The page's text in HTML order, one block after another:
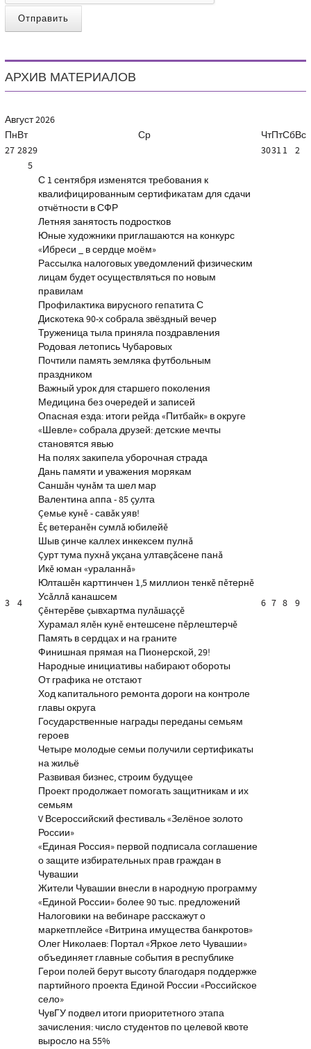
Отправить
АРХИВ МАТЕРИАЛОВ
Август2026
ПнВт Ср ЧтПтСбВс
27 2829 30311 2
3 4
5
С 1 сентября изменятся требования к
квалифицированным сертификатам для сдачи
отчётности в СФР
Летняя занятость подростков
Юные художники приглашаются на конкурс
«Ибреси _ в сердце моём»
Рассылка налоговых уведомлений физическим
лицам будет осуществляться по новым
правилам
Профилактика вирусного гепатита С
Дискотека 90-х собрала звёздный вечер
Труженица тыла приняла поздравления
Родовая летопись Чубаровых
Почтили память земляка футбольным
праздником
Важный урок для старшего поколения
Медицина без очередей и записей
Опасная езда: итоги рейда «Питбайк» в округе
«Шевле» собрала друзей: детские мечты
становятся явью
На полях закипела уборочная страда
Дань памяти и уважения морякам
Саншăн чунăм та шел мар
Валентина аппа - 85 çулта
Çемье кунĕ - савăк уяв!
Ĕç ветеранĕн сумлă юбилейĕ
Шыв çинче каллех инкексем пулнă
Çурт тума пухнă укçана ултавçăсене панă
Икĕ юман «ураланнă»
Юлташĕн карттинчен 1,5 миллион тенкĕ пĕтернĕ
Усăллă канашсем
Çĕнтерĕве çывхартма пулăшаççĕ
Хурамал ялĕн кунĕ ентешсене пĕрлештерчĕ
Память в сердцах и на граните
Финишная прямая на Пионерской, 29!
Народные инициативы набирают обороты
От графика не отстают
Ход капитального ремонта дороги на контроле
главы округа
Государственные награды переданы семьям
героев
Четыре молодые семьи получили сертификаты
на жильё
Развивая бизнес, строим будущее
Проект продолжает помогать защитникам и их
семьям
V Всероссийский фестиваль «Зелёное золото
России»
«Единая Россия» первой подписала соглашение
о защите избирательных прав граждан в
Чувашии
Жители Чувашии внесли в народную программу
«Единой России» более 90 тыс. предложений
Налоговики на вебинаре расскажут о
маркетплейсе «Витрина имущества банкротов»
Олег Николаев: Портал «Яркое лето Чувашии»
объединяет главные события в республике
Герои полей берут высоту благодаря поддержке
партийного проекта Единой России «Российское
село»
ЧувГУ подвел итоги приоритетного этапа
зачисления: число студентов по целевой квоте
выросло на 55%
6 7 8 9